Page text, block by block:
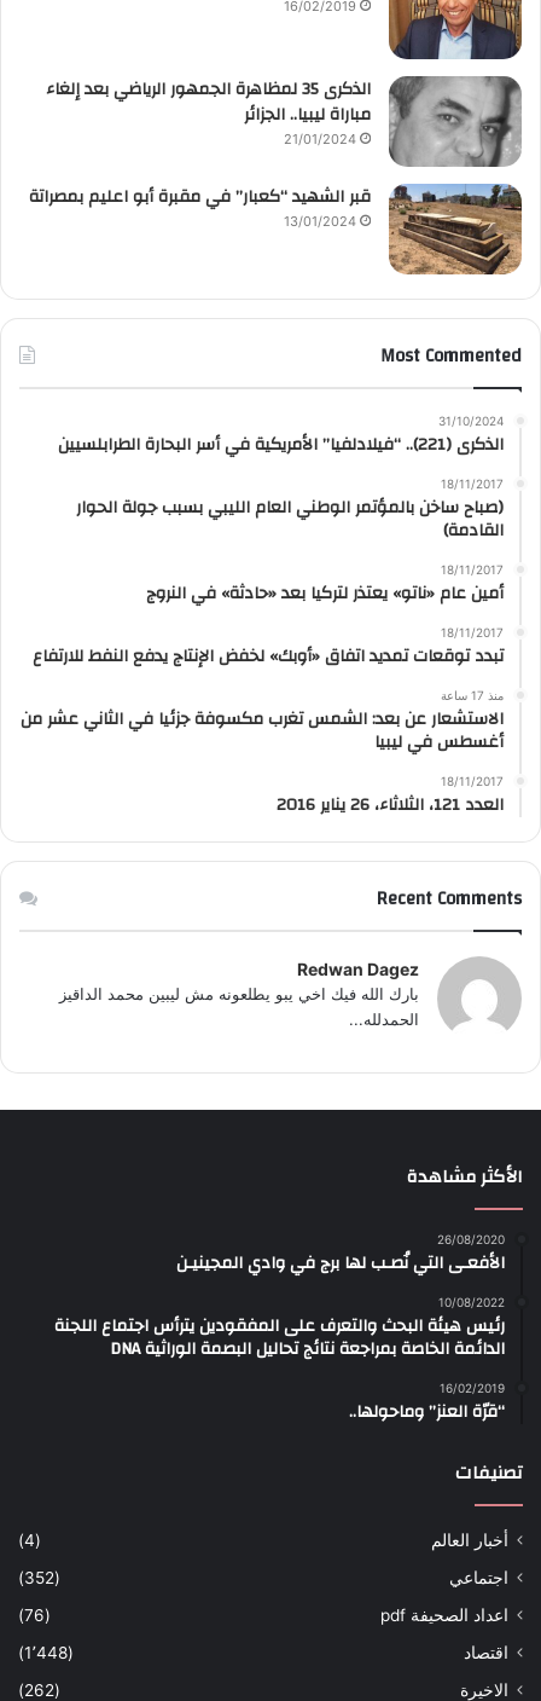
16/02/2019
الذكرى 35 لمظاهرة الجمهور الرياضي بعد إلغاء
مباراة ليبيا.. الجزائر
21/01/2024
قبر الشهيد “كعبار” في مقبرة أبو اعليم بمصراتة
13/01/2024
Most Commented
31/10/2024
الذكرى (221).. “فيلادلفيا” الأمريكية في أسر البحارة الطرابلسيين
18/11/2017
(صباح ساخن بالمؤتمر الوطني العام الليبي بسبب جولة الحوار
القادمة)
18/11/2017
أمين عام «ناتو» يعتذر لتركيا بعد «حادثة» في النروج
18/11/2017
تبدد توقعات تمديد اتفاق «أوبك» لخفض الإنتاج يدفع النفط للارتفاع
منذ 17 ساعة
الاستشعار عن بعد: الشمس تغرب مكسوفة جزئيا في الثاني عشر من
أغسطس في ليبيا
18/11/2017
العدد 121، الثلاثاء، 26 يناير 2016
Recent Comments
Redwan Dagez
بارك الله فيك اخي يبو يطلعونه مش ليبين محمد الداقيز
الحمدلله...
الأكثر مشاهدة
26/08/2020
الأفعـى التي نُصـب لها برج في وادي المجينيـن
10/08/2022
رئيس هيئة البحث والتعرف على المفقودين يترأس اجتماع اللجنة
الدائمة الخاصة بمراجعة نتائج تحاليل البصمة الوراثية DNA
16/02/2019
“قرّة العنز” وماحولها..
تصنيفات
أخبار العالم
(4)
اجتماعي
(352)
اعداد الصحيفة pdf
(76)
اقتصاد
(1٬448)
الاخيرة
(262)